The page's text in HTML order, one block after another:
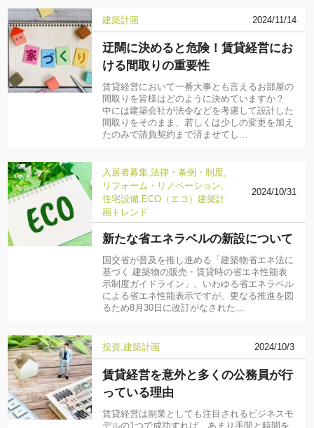
建築計画 2024/11/14
迂闊に決めると危険！賃貸経営にお
ける間取りの重要性
賃貸経営において一番大事とも言えるお部屋の
間取りを皆様はどのように決めていますか？
中には建築会社が法令などを考慮して設計した
間取りをそのまま、若しくは少しの変更を加え
たのみで請負契約まで済ませてし…
入居者募集 法律・条例・制度
リフォーム・リノベーション
住宅設備 ECO（エコ）建築計
画 トレンド
2024/10/31
新たな省エネラベルの新設について
国交省が普及を推し進める「建築物省エネ法に
基づく 建築物の販売・賃貸時の省エネ性能表
示制度ガイドライン」、いわゆる省エネラベル
による省エネ性能表示ですが、更なる推進を図
るため8月30日に改訂がなされた…
投資 建築計画 2024/10/3
賃貸経営を意外と多くの公務員が行
っている理由
賃貸経営は副業としても注目されるビジネスモ